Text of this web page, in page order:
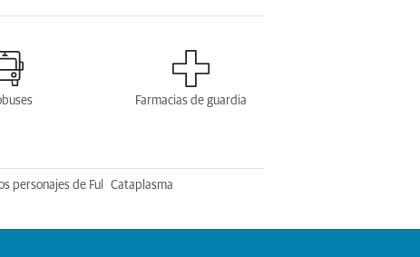
Farmacias de guardia
personajes de Ful Cataplasma